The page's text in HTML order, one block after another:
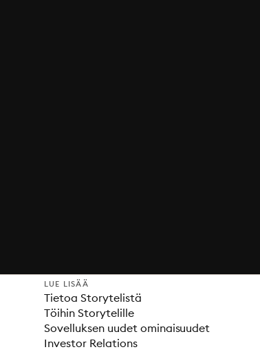
LUE LISÄÄ
Tietoa Storytelistä
Töihin Storytelille
Sovelluksen uudet ominaisuudet
Investor Relations